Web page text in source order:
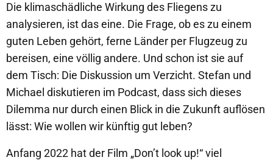
Die klimaschädliche Wirkung des Fliegens zu
analysieren, ist das eine. Die Frage, ob es zu einem
guten Leben gehört, ferne Länder per Flugzeug zu
bereisen, eine völlig andere. Und schon ist sie auf
dem Tisch: Die Diskussion um Verzicht. Stefan und
Michael diskutieren im Podcast, dass sich dieses
Dilemma nur durch einen Blick in die Zukunft auflösen
lässt: Wie wollen wir künftig gut leben?
Anfang 2022 hat der Film „Don’t look up!“ viel